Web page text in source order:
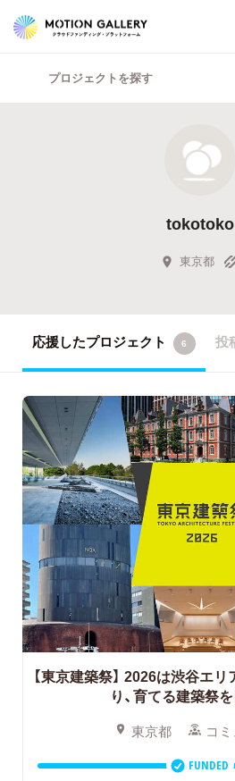
プロジェクトを探す
tokotoko
東京都
応援したプロジェクト 6 投
【東京建築祭】 2026は渋谷エリ
り、育てる建築祭
東京都 コ
FUNDED